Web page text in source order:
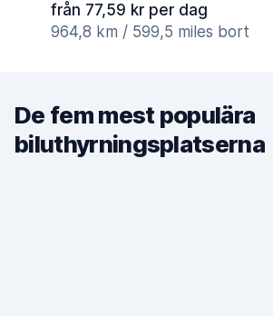
från 77,59 kr per dag
964,8 km / 599,5 miles bort
De fem mest populära
biluthyrningsplatserna